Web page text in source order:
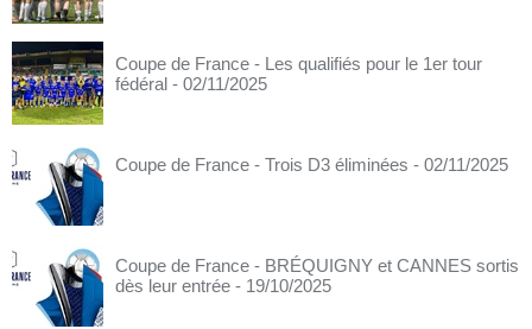
Coupe de France - Les qualifiés pour le 1er tour
fédéral - 02/11/2025
Coupe de France - Trois D3 éliminées - 02/11/2025
Coupe de France - BRÉQUIGNY et CANNES sortis
dès leur entrée - 19/10/2025